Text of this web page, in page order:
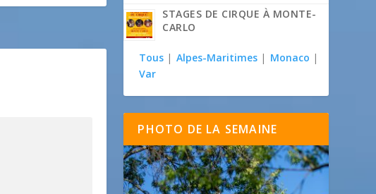
STAGES DE CIRQUE À MONTE-
CARLO
Tous | Alpes-Maritimes | Monaco |
Var
PHOTO DE LA SEMAINE